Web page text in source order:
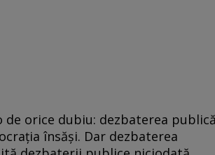
orice dubiu: dezbaterea
însăși. Dar dezbaterea